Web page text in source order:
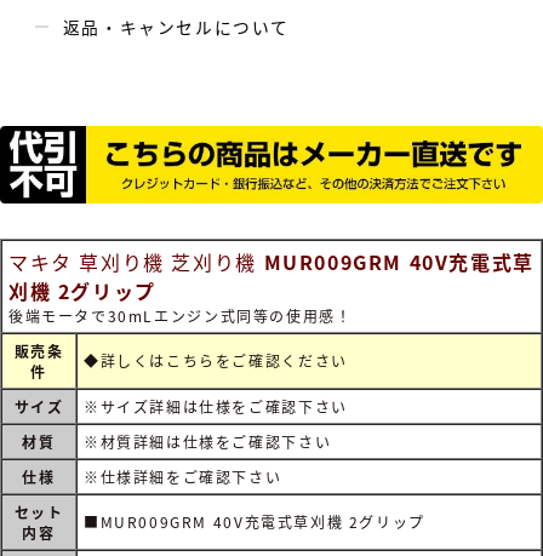
返品・キャンセルについて
マキタ 草刈り機 芝刈り機 MUR009GRM 40V充電式草
刈機 2グリップ
後端モータで30mLエンジン式同等の使用感！
販売条
件
◆詳しくは こちらをご確認ください
サイズ
※サイズ詳細は仕様をご確認下さい
材質
※材質詳細は仕様をご確認下さい
仕様
※仕様詳細をご確認下さい
セット
内容
■MUR009GRM 40V充電式草刈機 2グリップ